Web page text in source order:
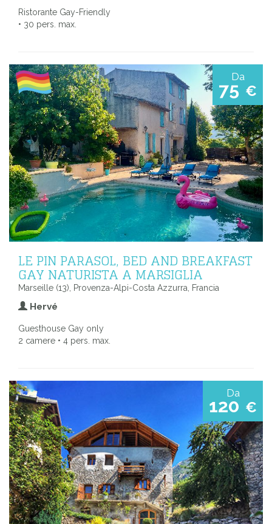
Ristorante Gay-Friendly
• 30 pers. max.
Da
75 €
LE PIN PARASOL, BED AND BREAKFAST
GAY NATURISTA A MARSIGLIA
Marseille (13), Provenza-Alpi-Costa Azzurra, Francia
Hervé
Guesthouse Gay only
2 camere • 4 pers. max.
Da
120 €